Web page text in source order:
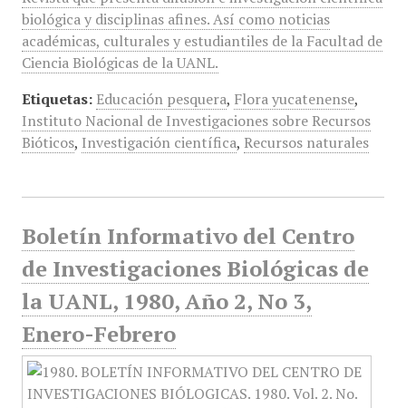
biológica y disciplinas afines. Así como noticias
académicas, culturales y estudiantiles de la Facultad de
Ciencia Biológicas de la UANL.
Etiquetas: Educación pesquera, Flora yucatenense,
Instituto Nacional de Investigaciones sobre Recursos
Bióticos, Investigación científica, Recursos naturales
Boletín Informativo del Centro
de Investigaciones Biológicas de
la UANL, 1980, Año 2, No 3,
Enero-Febrero